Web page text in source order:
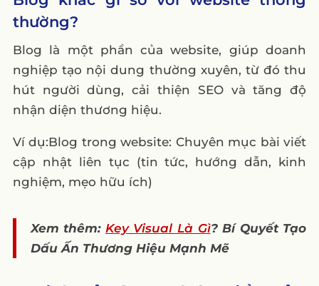
thường?
Blog là một phần của website, giúp doanh
nghiệp tạo nội dung thường xuyên, từ đó thu
hút người dùng, cải thiện SEO và tăng độ
nhận diện thương hiệu.
Ví dụ:Blog trong website: Chuyên mục bài viết
cập nhật liên tục (tin tức, hướng dẫn, kinh
nghiệm, mẹo hữu ích)
Xem thêm: Key Visual Là Gì? Bí Quyết Tạo
Dấu Ấn Thương Hiệu Mạnh Mẽ